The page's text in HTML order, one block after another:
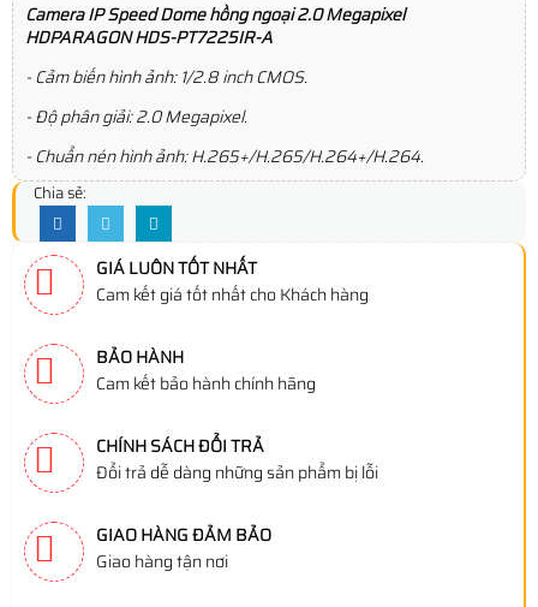
Camera IP Speed Dome hồng ngoại 2.0 Megapixel
HDPARAGON HDS-PT7225IR-A
- Cảm biến hình ảnh: 1/2.8 inch CMOS.
- Độ phân giải: 2.0 Megapixel.
- Chuẩn nén hình ảnh: H.265+/H.265/H.264+/H.264.
Chia sẻ:
GIÁ LUÔN TỐT NHẤT
Cam kết giá tốt nhất cho Khách hàng
BẢO HÀNH
Cam kết bảo hành chính hãng
CHÍNH SÁCH ĐỔI TRẢ
Đổi trả dễ dàng những sản phẩm bị lỗi
GIAO HÀNG ĐẢM BẢO
Giao hàng tận nơi